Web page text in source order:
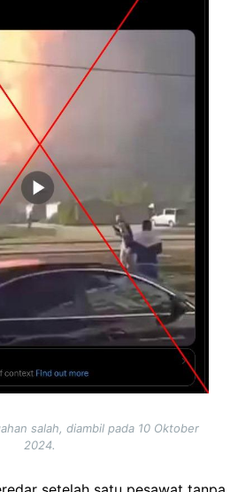
salah, diambil pada 10 Oktober
2024.